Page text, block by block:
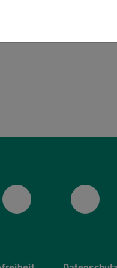
ULB Instagram